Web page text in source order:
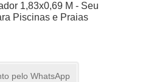
1,83x0,69 M - Seu
Piscinas e Praias
pelo WhatsApp